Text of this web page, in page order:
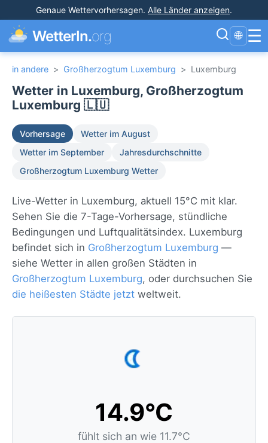
Genaue Wettervorhersagen. Alle Länder anzeigen.
WetterIn.org 🌐 ☰
in andere > Großherzogtum Luxemburg > Luxemburg
Wetter in Luxemburg, Großherzogtum
Luxemburg 🇱🇺
Vorhersage
Wetter im August
Wetter im September
Jahresdurchschnitte
Großherzogtum Luxemburg Wetter
Live-Wetter in Luxemburg, aktuell 15°C mit klar.
Sehen Sie die 7-Tage-Vorhersage, stündliche
Bedingungen und Luftqualitätsindex. Luxemburg
befindet sich in Großherzogtum Luxemburg —
siehe Wetter in allen großen Städten in
Großherzogtum Luxemburg, oder durchsuchen Sie
die heißesten Städte jetzt weltweit.
14.9°C
fühlt sich an wie 11.7°C